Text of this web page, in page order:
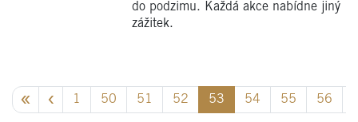
do podzimu. Každá akce nabídne jiný
zážitek.
1 50 51 52 53 54 55 56